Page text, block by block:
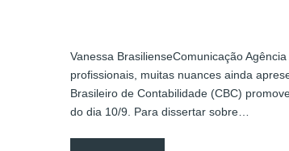
Vanessa BrasilienseComunicação
profissionais, muitas nuances ainda
Brasileiro de Contabilidade (CBC)
do dia 10/9. Para dissertar sobre…